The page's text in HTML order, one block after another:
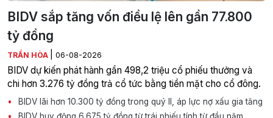
BIDV sắp tăng vốn điều lệ lên gần 77.800
tỷ đồng
TRẦN HÒA 06-08-2026
BIDV dự kiến phát hành gần 498,2 triệu cổ phiếu thưởng và
chi hơn 3.276 tỷ đồng trả cổ tức bằng tiền mặt cho cổ đông.
BIDV lãi hơn 10.300 tỷ đồng trong quý II, áp lực nợ xấu gia tăng
BIDV huy động 6.675 tỷ đồng từ trái phiếu tính từ đầu năm